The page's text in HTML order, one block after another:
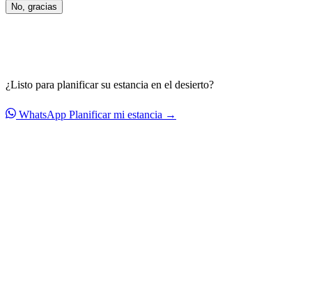
No, gracias
¿Listo para planificar su estancia en el desierto?
WhatsApp Planificar mi estancia →